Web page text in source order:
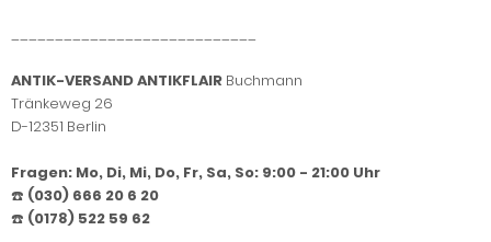
____________________________
ANTIK-VERSAND ANTIKFLAIR Buchmann
Tränkeweg 26
D-12351 Berlin
Fragen: Mo, Di, Mi, Do, Fr, Sa, So: 9:00 - 21:00 Uhr
☎️ (030) 666 20 6 20
☎️ (0178) 522 59 62